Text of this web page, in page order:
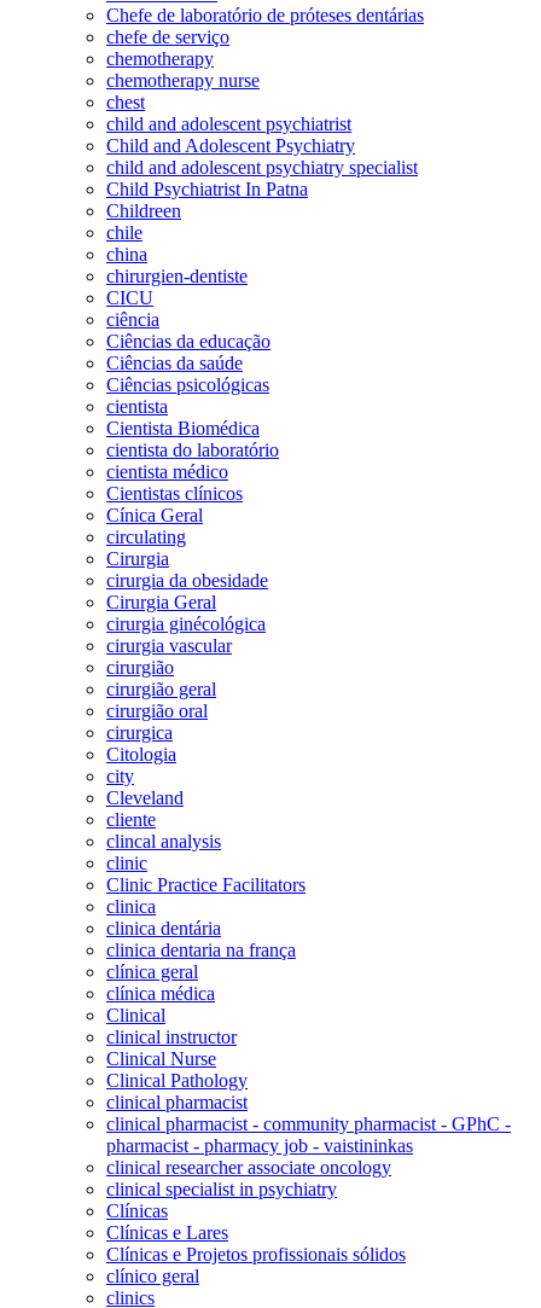
Chefe de laboratório de próteses dentárias
chefe de serviço
chemotherapy
chemotherapy nurse
chest
child and adolescent psychiatrist
Child and Adolescent Psychiatry
child and adolescent psychiatry specialist
Child Psychiatrist In Patna
Childreen
chile
china
chirurgien-dentiste
CICU
ciência
Ciências da educação
Ciências da saúde
Ciências psicológicas
cientista
Cientista Biomédica
cientista do laboratório
cientista médico
Cientistas clínicos
Cínica Geral
circulating
Cirurgia
cirurgia da obesidade
Cirurgia Geral
cirurgia ginécológica
cirurgia vascular
cirurgião
cirurgião geral
cirurgião oral
cirurgica
Citologia
city
Cleveland
cliente
clincal analysis
clinic
Clinic Practice Facilitators
clinica
clinica dentária
clinica dentaria na frança
clínica geral
clínica médica
Clinical
clinical instructor
Clinical Nurse
Clinical Pathology
clinical pharmacist
clinical pharmacist - community pharmacist - GPhC -
pharmacist - pharmacy job - vaistininkas
clinical researcher associate oncology
clinical specialist in psychiatry
Clínicas
Clínicas e Lares
Clínicas e Projetos profissionais sólidos
clínico geral
clinics